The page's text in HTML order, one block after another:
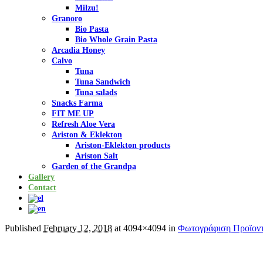
Milzu!
Granoro
Bio Pasta
Bio Whole Grain Pasta
Arcadia Honey
Calvo
Tuna
Tuna Sandwich
Tuna salads
Snacks Farma
FIT ME UP
Refresh Aloe Vera
Ariston & Eklekton
Ariston-Eklekton products
Ariston Salt
Garden of the Grandpa
Gallery
Contact
Published February 12, 2018 at 4094×4094 in Φωτογράφιση